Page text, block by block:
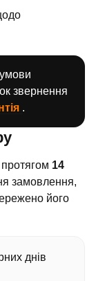
звернення
.
14
замовлення,
його
днів